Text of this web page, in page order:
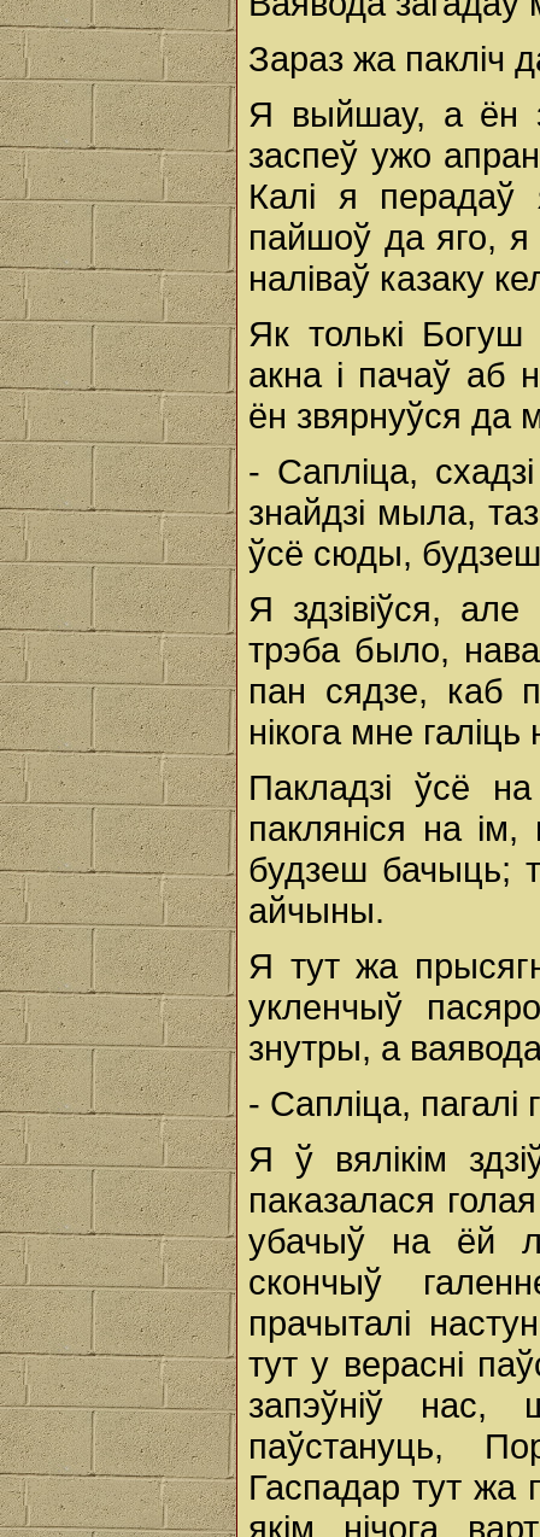
Зараз жа пакліч
Я выйшау, а ён
заспеў ужо
Калі я перадаў
пайшоў да яго, я
наліваў казаку
Як толькі
акна i пачаў аб
ён звярнуўся да
- Сапліца,
знайдзі мыла,
ўсё сюды, будзеш
Я здзівіўся,
трэба было,
пан сядзе, каб
нікога мне
Пакладзі ўсё
пакляніся на
будзеш бачыць;
айчыны.
Я тут жа
укленчыў
знутры, а
- Сапліца, пагалі
Я ў вялікім
паказалася
убачыў на ёй
скончыў
прачыталі
тут у верасні
запэўніў нас,
паўстануць,
Гаспадар тут жа
якім нічога